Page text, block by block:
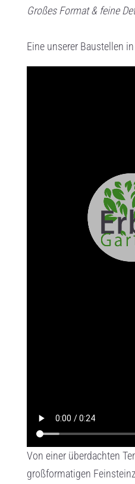
Großes Format & feine
Eine unserer Baustellen
Von einer überdachten
großformatigen